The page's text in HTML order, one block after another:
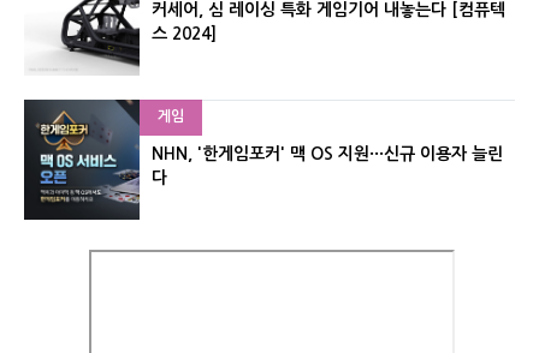
커세어, 심 레이싱 특화 게임기어 내놓는다 [컴퓨텍
스 2024]
게임
NHN, '한게임포커' 맥 OS 지원···신규 이용자 늘린
다